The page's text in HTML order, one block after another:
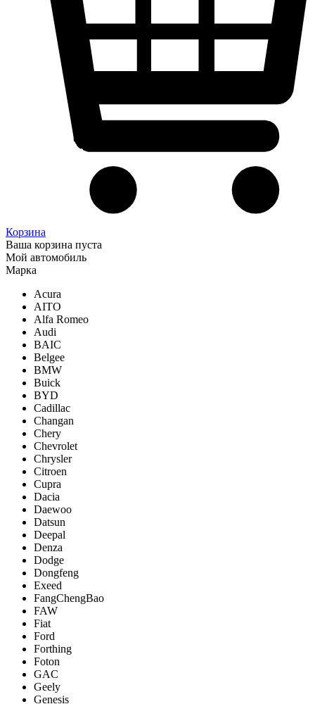
Корзина
Ваша корзина пуста
Мой автомобиль
Марка
Acura
AITO
Alfa Romeo
Audi
BAIC
Belgee
BMW
Buick
BYD
Cadillac
Changan
Chery
Chevrolet
Chrysler
Citroen
Cupra
Dacia
Daewoo
Datsun
Deepal
Denza
Dodge
Dongfeng
Exeed
FangChengBao
FAW
Fiat
Ford
Forthing
Foton
GAC
Geely
Genesis